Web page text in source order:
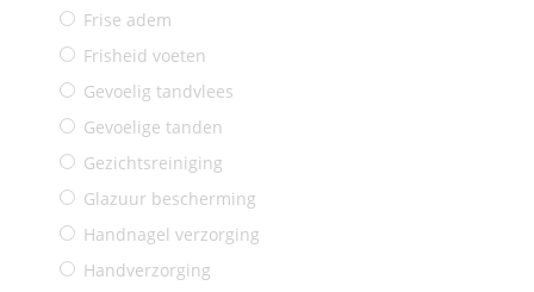
Frise adem
Frisheid voeten
Gevoelig tandvlees
Gevoelige tanden
Gezichtsreiniging
Glazuur bescherming
Handnagel verzorging
Handverzorging